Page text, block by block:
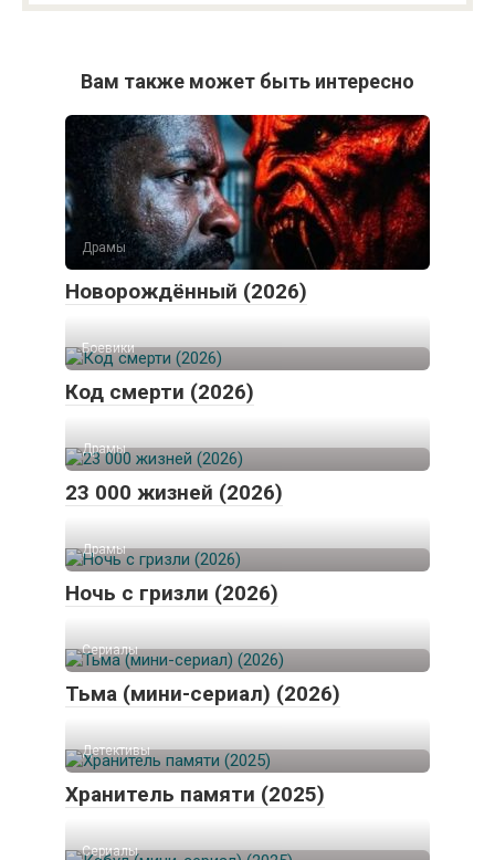
Вам также может быть интересно
Драмы
Новорождённый (2026)
Боевики
Код смерти (2026)
Драмы
23 000 жизней (2026)
Драмы
Ночь с гризли (2026)
Сериалы
Тьма (мини-сериал) (2026)
Детективы
Хранитель памяти (2025)
Сериалы